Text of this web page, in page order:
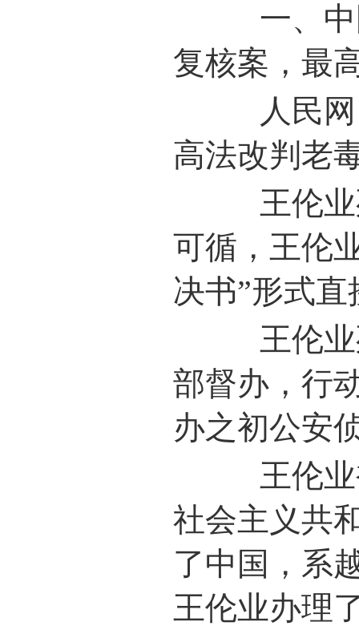
一、中国
复核案，最
人民网、
高法改判老
王伦业死
可循，王伦
决书”形式
王伦业死
部督办，行
办之初公安
王伦业被
社会主义共
了中国，系
王伦业办理